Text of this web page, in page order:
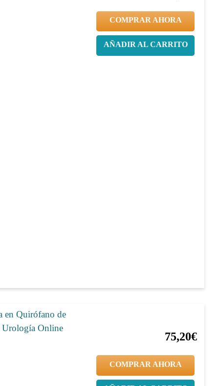
COMPRAR AHORA
AÑADIR AL CARRITO
en Quirófano de
Urología Online
75,20€
COMPRAR AHORA